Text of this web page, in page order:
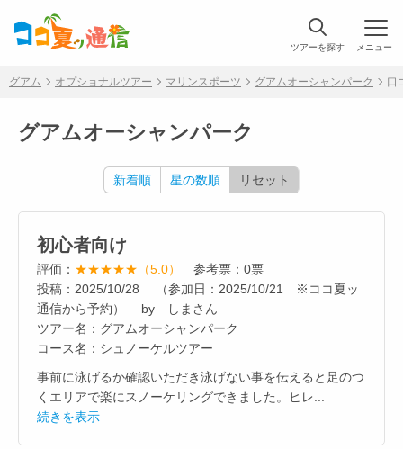
ツアーを探す
グアム オプショナルツアー マリンスポーツ グアムオーシャンパーク 口
グアムオーシャンパーク
新着順 星の数順 リセット
初心者向け
評価： ★★★★★（5.0）
参考票：0票
投稿：2025/10/28 （参加日：2025/10/21 ※ココ夏ッ
通信から予約） by しまさん
ツアー名：グアムオーシャンパーク
コース名：シュノーケルツアー
事前に泳げるか確認いただき泳げない事を伝えると足のつ
くエリアで楽にスノーケリングできました。ヒレ...
続きを表示
メニュー